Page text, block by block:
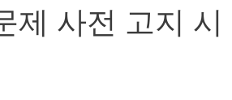
제 사전 고지